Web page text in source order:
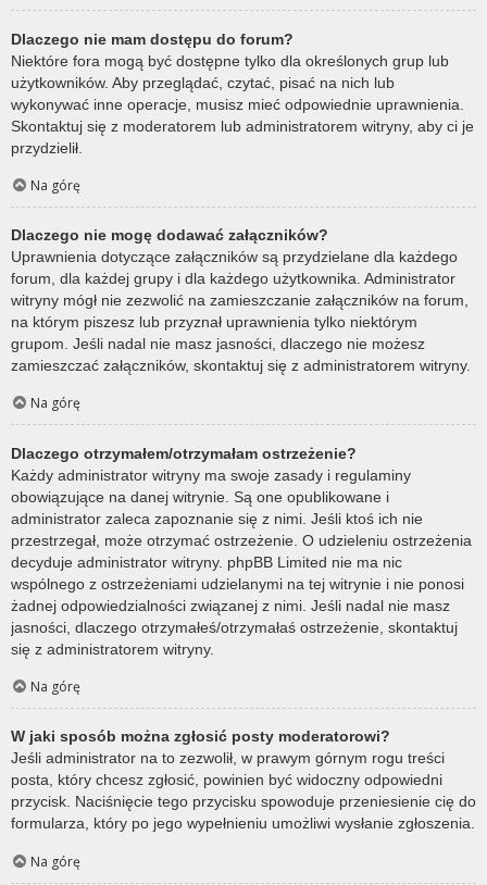
Dlaczego nie mam dostępu do forum?
Niektóre fora mogą być dostępne tylko dla określonych grup lub
użytkowników. Aby przeglądać, czytać, pisać na nich lub
wykonywać inne operacje, musisz mieć odpowiednie uprawnienia.
Skontaktuj się z moderatorem lub administratorem witryny, aby ci je
przydzielił.
Na górę
Dlaczego nie mogę dodawać załączników?
Uprawnienia dotyczące załączników są przydzielane dla każdego
forum, dla każdej grupy i dla każdego użytkownika. Administrator
witryny mógł nie zezwolić na zamieszczanie załączników na forum,
na którym piszesz lub przyznał uprawnienia tylko niektórym
grupom. Jeśli nadal nie masz jasności, dlaczego nie możesz
zamieszczać załączników, skontaktuj się z administratorem witryny.
Na górę
Dlaczego otrzymałem/otrzymałam ostrzeżenie?
Każdy administrator witryny ma swoje zasady i regulaminy
obowiązujące na danej witrynie. Są one opublikowane i
administrator zaleca zapoznanie się z nimi. Jeśli ktoś ich nie
przestrzegał, może otrzymać ostrzeżenie. O udzieleniu ostrzeżenia
decyduje administrator witryny. phpBB Limited nie ma nic
wspólnego z ostrzeżeniami udzielanymi na tej witrynie i nie ponosi
żadnej odpowiedzialności związanej z nimi. Jeśli nadal nie masz
jasności, dlaczego otrzymałeś/otrzymałaś ostrzeżenie, skontaktuj
się z administratorem witryny.
Na górę
W jaki sposób można zgłosić posty moderatorowi?
Jeśli administrator na to zezwolił, w prawym górnym rogu treści
posta, który chcesz zgłosić, powinien być widoczny odpowiedni
przycisk. Naciśnięcie tego przycisku spowoduje przeniesienie cię do
formularza, który po jego wypełnieniu umożliwi wysłanie zgłoszenia.
Na górę